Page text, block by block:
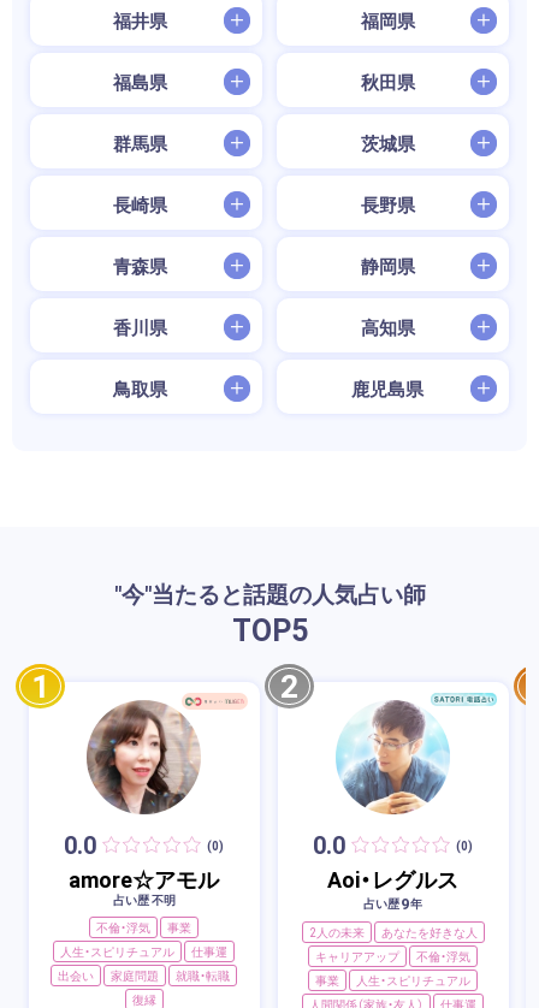
福井県 福岡県
福島県 秋田県
群馬県 茨城県
長崎県 長野県
青森県 静岡県
香川県 高知県
鳥取県 鹿児島県
"今"当たると話題の人気占い師
TOP5
1
0.0 (0)
amore☆アモル
占い歴 不明
不倫・浮気
事業
人生・スピリチュアル
仕事運
出会い
家庭問題
就職・転職
復縁
2
0.0 (0)
Aoi・レグルス
占い歴9年
2人の未来
あなたを好きな人
キャリアアップ
不倫・浮気
事業
人生・スピリチュアル
人間関係（家族・友人）
仕事運